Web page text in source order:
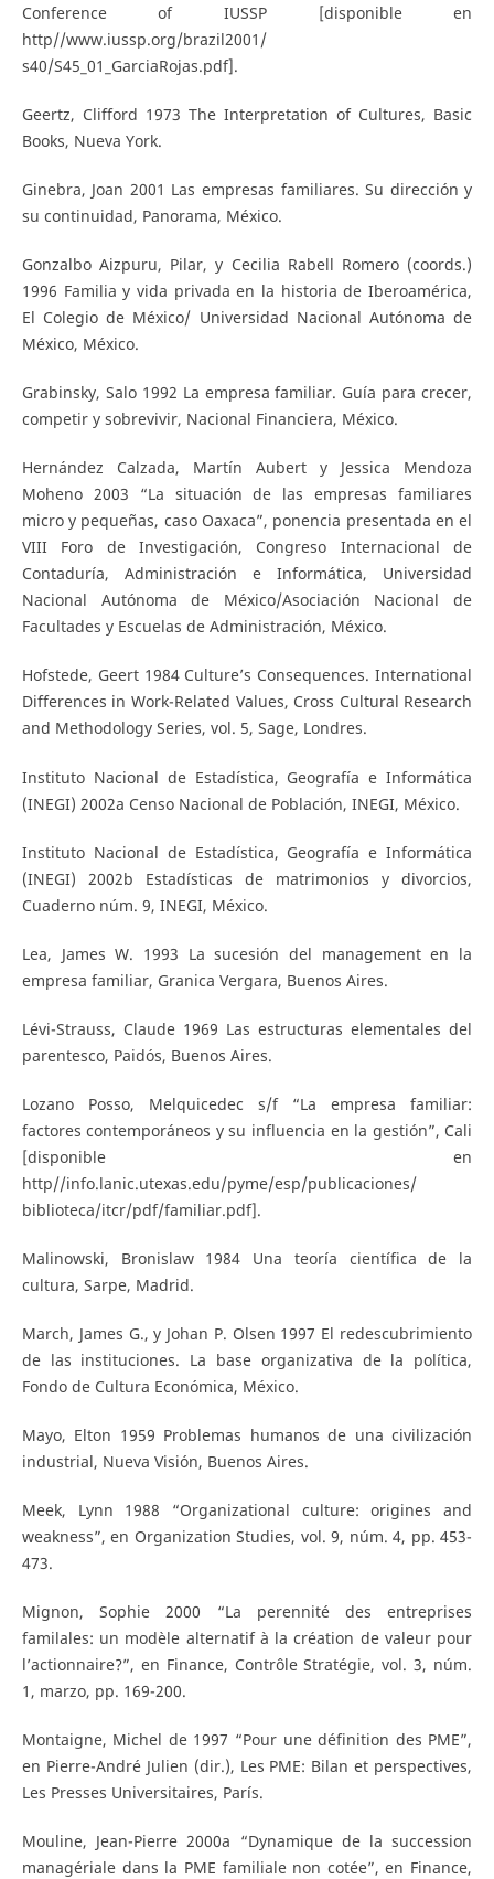
Conference of IUSSP [disponible en
http//www.iussp.org/brazil2001/
s40/S45_01_GarciaRojas.pdf].
Geertz, Clifford 1973 The Interpretation of Cultures, Basic
Books, Nueva York.
Ginebra, Joan 2001 Las empresas familiares. Su dirección y
su continuidad, Panorama, México.
Gonzalbo Aizpuru, Pilar, y Cecilia Rabell Romero (coords.)
1996 Familia y vida privada en la historia de Iberoamérica,
El Colegio de México/ Universidad Nacional Autónoma de
México, México.
Grabinsky, Salo 1992 La empresa familiar. Guía para crecer,
competir y sobrevivir, Nacional Financiera, México.
Hernández Calzada, Martín Aubert y Jessica Mendoza
Moheno 2003 “La situación de las empresas familiares
micro y pequeñas, caso Oaxaca”, ponencia presentada en el
VIII Foro de Investigación, Congreso Internacional de
Contaduría, Administración e Informática, Universidad
Nacional Autónoma de México/Asociación Nacional de
Facultades y Escuelas de Administración, México.
Hofstede, Geert 1984 Culture’s Consequences. International
Differences in Work-Related Values, Cross Cultural Research
and Methodology Series, vol. 5, Sage, Londres.
Instituto Nacional de Estadística, Geografía e Informática
(INEGI) 2002a Censo Nacional de Población, INEGI, México.
Instituto Nacional de Estadística, Geografía e Informática
(INEGI) 2002b Estadísticas de matrimonios y divorcios,
Cuaderno núm. 9, INEGI, México.
Lea, James W. 1993 La sucesión del management en la
empresa familiar, Granica Vergara, Buenos Aires.
Lévi-Strauss, Claude 1969 Las estructuras elementales del
parentesco, Paidós, Buenos Aires.
Lozano Posso, Melquicedec s/f “La empresa familiar:
factores contemporáneos y su influencia en la gestión”, Cali
[disponible en
http//info.lanic.utexas.edu/pyme/esp/publicaciones/
biblioteca/itcr/pdf/familiar.pdf].
Malinowski, Bronislaw 1984 Una teoría científica de la
cultura, Sarpe, Madrid.
March, James G., y Johan P. Olsen 1997 El redescubrimiento
de las instituciones. La base organizativa de la política,
Fondo de Cultura Económica, México.
Mayo, Elton 1959 Problemas humanos de una civilización
industrial, Nueva Visión, Buenos Aires.
Meek, Lynn 1988 “Organizational culture: origines and
weakness”, en Organization Studies, vol. 9, núm. 4, pp. 453-
473.
Mignon, Sophie 2000 “La perennité des entreprises
familales: un modèle alternatif à la création de valeur pour
l’actionnaire?”, en Finance, Contrôle Stratégie, vol. 3, núm.
1, marzo, pp. 169-200.
Montaigne, Michel de 1997 “Pour une définition des PME”,
en Pierre-André Julien (dir.), Les PME: Bilan et perspectives,
Les Presses Universitaires, París.
Mouline, Jean-Pierre 2000a “Dynamique de la succession
managériale dans la PME familiale non cotée”, en Finance,